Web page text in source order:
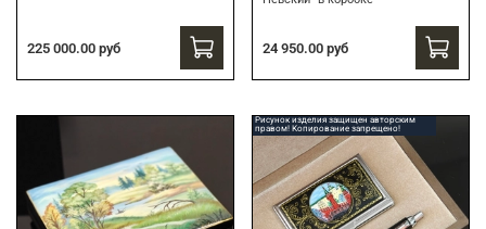
225 000.00 руб 24 950.00 руб
Рисунок изделия защищен авторским
правом! Копирование запрещено!